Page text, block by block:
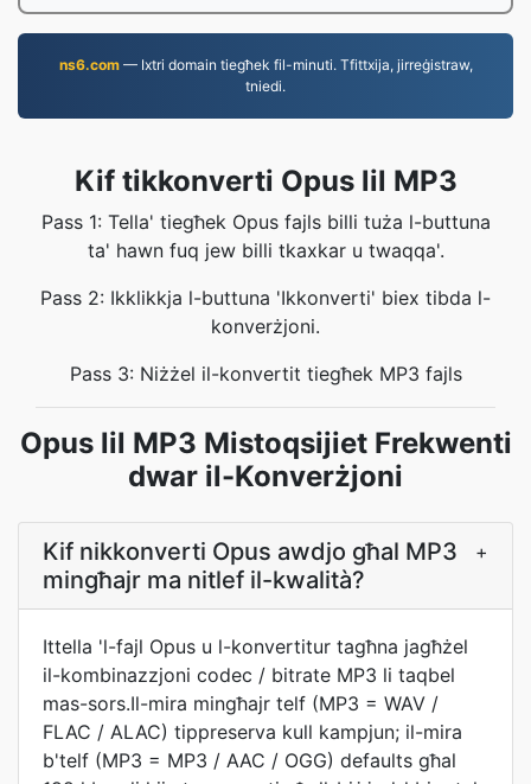
ns6.com— Ixtri domain tiegħek fil-minuti. Tfittxija, jirreġistraw,
tniedi.
Kif tikkonverti Opus lil MP3
Pass 1: Tella' tiegħek Opus fajls billi tuża l-buttuna
ta' hawn fuq jew billi tkaxkar u twaqqa'.
Pass 2: Ikklikkja l-buttuna 'Ikkonverti' biex tibda l-
konverżjoni.
Pass 3: Niżżel il-konvertit tiegħek MP3 fajls
Opus lil MP3 Mistoqsijiet Frekwenti
dwar il-Konverżjoni
Kif nikkonverti Opus awdjo għal MP3
mingħajr ma nitlef il-kwalità?
+
Ittella 'l-fajl Opus u l-konvertitur tagħna jagħżel
il-kombinazzjoni codec / bitrate MP3 li taqbel
mas-sors.Il-mira mingħajr telf (MP3 = WAV /
FLAC / ALAC) tippreserva kull kampjun; il-mira
b'telf (MP3 = MP3 / AAC / OGG) defaults għal